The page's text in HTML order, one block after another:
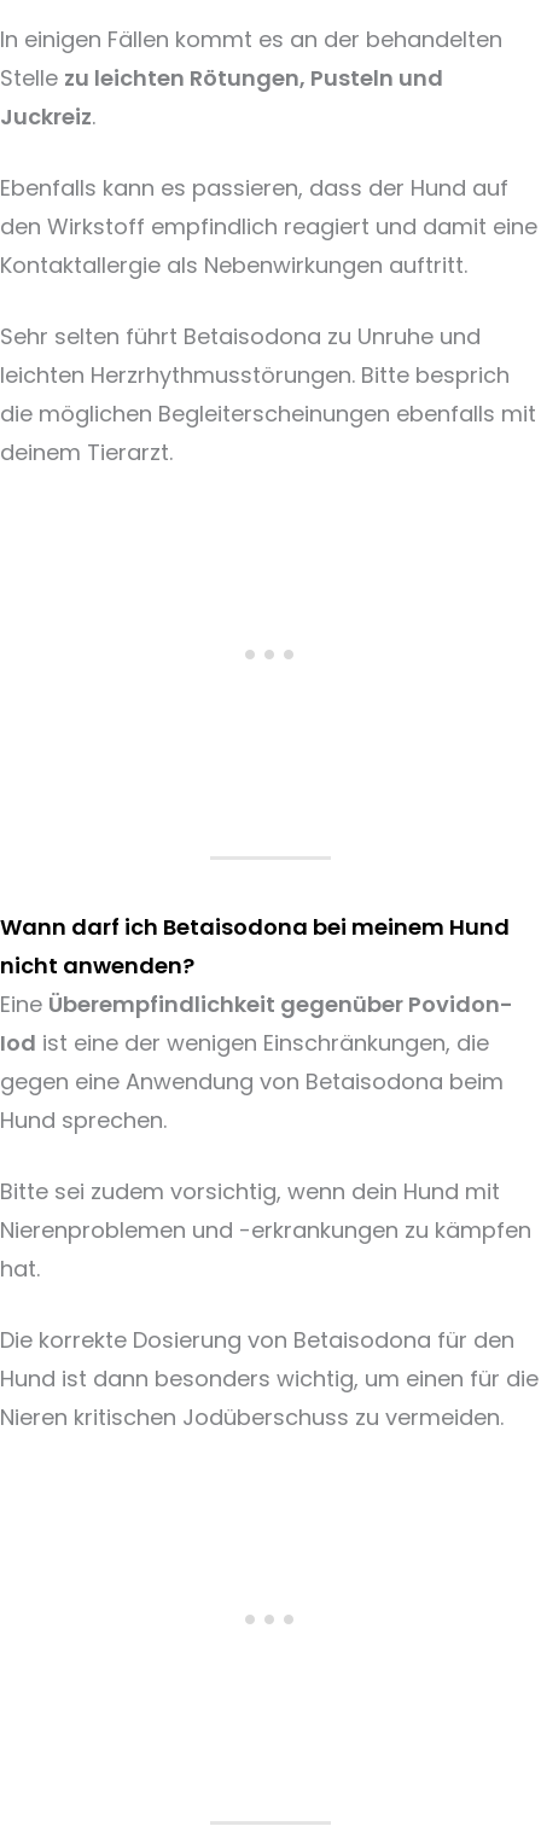
In einigen Fällen kommt es an der behandelten
Stelle zu leichten Rötungen, Pusteln und
Juckreiz.
Ebenfalls kann es passieren, dass der Hund auf
den Wirkstoff empfindlich reagiert und damit eine
Kontaktallergie als Nebenwirkungen auftritt.
Sehr selten führt Betaisodona zu Unruhe und
leichten Herzrhythmusstörungen. Bitte besprich
die möglichen Begleiterscheinungen ebenfalls mit
deinem Tierarzt.
Wann darf ich Betaisodona bei meinem Hund
nicht anwenden?
Eine Überempfindlichkeit gegenüber Povidon-
Iod ist eine der wenigen Einschränkungen, die
gegen eine Anwendung von Betaisodona beim
Hund sprechen.
Bitte sei zudem vorsichtig, wenn dein Hund mit
Nierenproblemen und -erkrankungen zu kämpfen
hat.
Die korrekte Dosierung von Betaisodona für den
Hund ist dann besonders wichtig, um einen für die
Nieren kritischen Jodüberschuss zu vermeiden.